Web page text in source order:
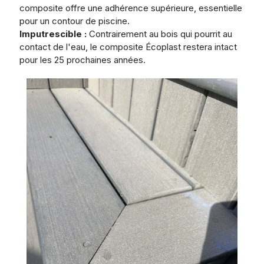
composite offre une adhérence supérieure, essentielle
pour un contour de piscine.
Imputrescible : Contrairement au bois qui pourrit au
contact de l'eau, le composite Écoplast restera intact
pour les 25 prochaines années.